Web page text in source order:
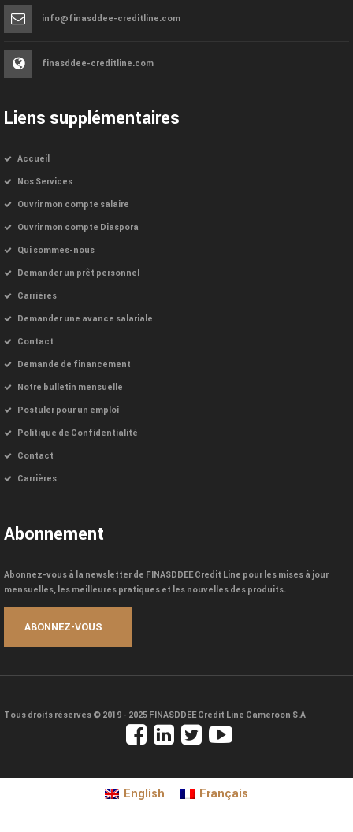
info@finasddee-creditline.com
finasddee-creditline.com
Liens supplémentaires
Accueil
Nos Services
Ouvrir mon compte salaire
Ouvrir mon compte Diaspora
Qui sommes-nous
Demander un prêt personnel
Carrières
Demander une avance salariale
Contact
Demande de financement
Notre bulletin mensuelle
Postuler pour un emploi
Politique de Confidentialité
Contact
Carrières
Abonnement
Abonnez-vous à la newsletter de FINASDDEE Credit Line pour les mises à jour
mensuelles, les meilleures pratiques et les nouvelles des produits.
Tous droits réservés © 2019 - 2025 FINASDDEE Credit Line Cameroon S.A
English Français